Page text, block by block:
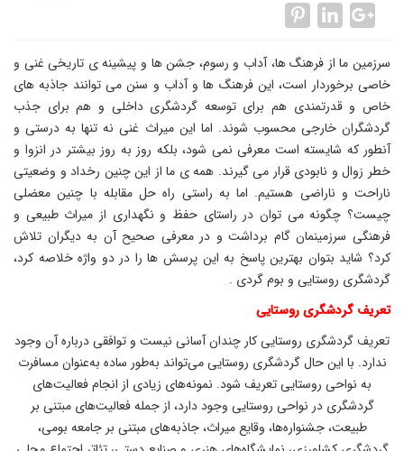
سرزمین ما از فرهنگ ها، آداب و رسوم، جشن ها و پیشینه ی تاریخی غنی و
خاصی برخوردار است، این فرهنگ ها و آداب و سنن می توانند جاذبه های
خاص و قدرتمندی هم برای توسعه گردشگری داخلی و هم برای جذب
گردشگران خارجی محسوب شوند. اما این میراث غنی نه تنها به درستی و
آنطور که شایسته است معرفی نمی شود، بلکه روز به روز بیشتر در انزوا و
خطر زوال و نابودی قرار می گیرند. همه ی ما از این چنین رخداد و وضعیتی
ناراحت و ناراضی هستیم. اما به راستی راه حل مقابله با چنین معضلی
چیست؟ چگونه می توان در راستای حفظ و نگهداری از میراث طبیعی و
فرهنگی سرزمینمان گام برداشت و در معرفی صحیح آن به دیگران تلاش
کرد؟ شاید بتوان بهترین پاسخ به این پرسش ها را در دو واژه خلاصه کرد،
گردشگری روستایی و بوم گردی .
تعریف گردشگری روستایی
تعريف گردشگری روستايی كار چندان آسانی نيست و توافقی درباره‌ آن وجود
ندارد. با اين حال گردشگری روستايی می‌تواند به‌طور ساده به‌عنوان مسافرت
به نواحی روستايی تعريف شود. نمونه‌های زيادی از انجام فعاليت‌های
گردشگری در نواحی روستايی وجود دارد، از جمله فعاليت‌های مبتنی بر
طبيعت، جشنواره‌ها، وقايع ميراث، جاذبه‌های مبتنی بر جامعه‌ بومی،